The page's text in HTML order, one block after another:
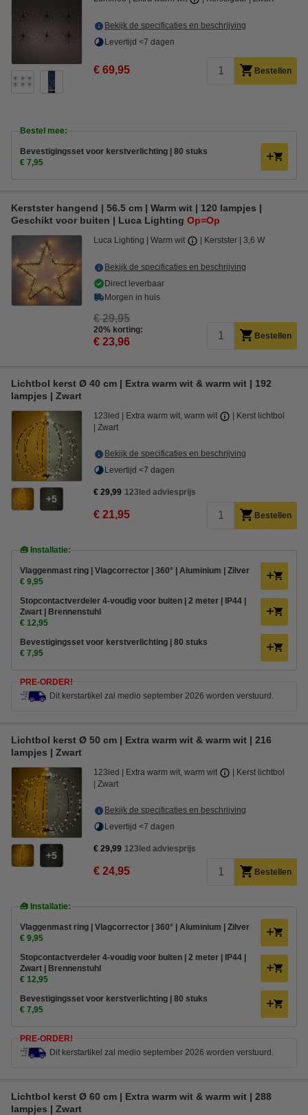
Bekijk de specificaties en beschrijving
Levertijd <7 dagen
€ 69,95 Bestellen
Bestel mee:
Bevestigingsset voor kerstverlichting | 80 stuks
€ 7,95
Kerstster hangend | 56.5 cm | Warm wit | 120 lampjes |
Geschikt voor buiten | Luca Lighting Op=Op
Luca Lighting Warm wit Kerstster 3,6 W
Bekijk de specificaties en beschrijving
Direct leverbaar
Morgen in huis
€ 29,95
20% korting:
€ 23,96 Bestellen
Lichtbol kerst Ø 40 cm | Extra warm wit & warm wit | 192
lampjes | Zwart
5
123led Extra warm wit, warm wit
Kerst lichtbol
Zwart
Bekijk de specificaties en beschrijving
Levertijd <7 dagen
€ 29,99 123led adviesprijs
€ 21,95 Bestellen
🧰 Installatie:
Vlaggenmast ring | Vlagcorrector | 360° | Aluminium | Zilver
€ 9,95
Stopcontactverdeler 4-voudig voor buiten | 2 meter | IP44 |
Zwart | Brennenstuhl
€ 12,95
Bevestigingsset voor kerstverlichting | 80 stuks
€ 7,95
PRE-ORDER!
Dit kerstartikel zal medio september 2026 worden verstuurd.
Lichtbol kerst Ø 50 cm | Extra warm wit & warm wit | 216
lampjes | Zwart
5
123led Extra warm wit, warm wit
Kerst lichtbol
Zwart
Bekijk de specificaties en beschrijving
Levertijd <7 dagen
€ 29,99 123led adviesprijs
€ 24,95 Bestellen
🧰 Installatie:
Vlaggenmast ring | Vlagcorrector | 360° | Aluminium | Zilver
€ 9,95
Stopcontactverdeler 4-voudig voor buiten | 2 meter | IP44 |
Zwart | Brennenstuhl
€ 12,95
Bevestigingsset voor kerstverlichting | 80 stuks
€ 7,95
PRE-ORDER!
Dit kerstartikel zal medio september 2026 worden verstuurd.
Lichtbol kerst Ø 60 cm | Extra warm wit & warm wit | 288
lampjes | Zwart